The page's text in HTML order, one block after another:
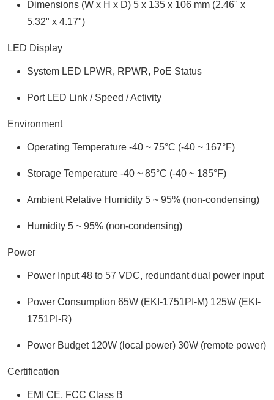
Dimensions (W x H x D) 5 x 135 x 106 mm (2.46" x
5.32" x 4.17")
LED Display
System LED LPWR, RPWR, PoE Status
Port LED Link / Speed / Activity
Environment
Operating Temperature -40 ~ 75°C (-40 ~ 167°F)
Storage Temperature -40 ~ 85°C (-40 ~ 185°F)
Ambient Relative Humidity 5 ~ 95% (non-condensing)
Humidity 5 ~ 95% (non-condensing)
Power
Power Input 48 to 57 VDC, redundant dual power input
Power Consumption 65W (EKI-1751PI-M) 125W (EKI-
1751PI-R)
Power Budget 120W (local power) 30W (remote power)
Certification
EMI CE, FCC Class B